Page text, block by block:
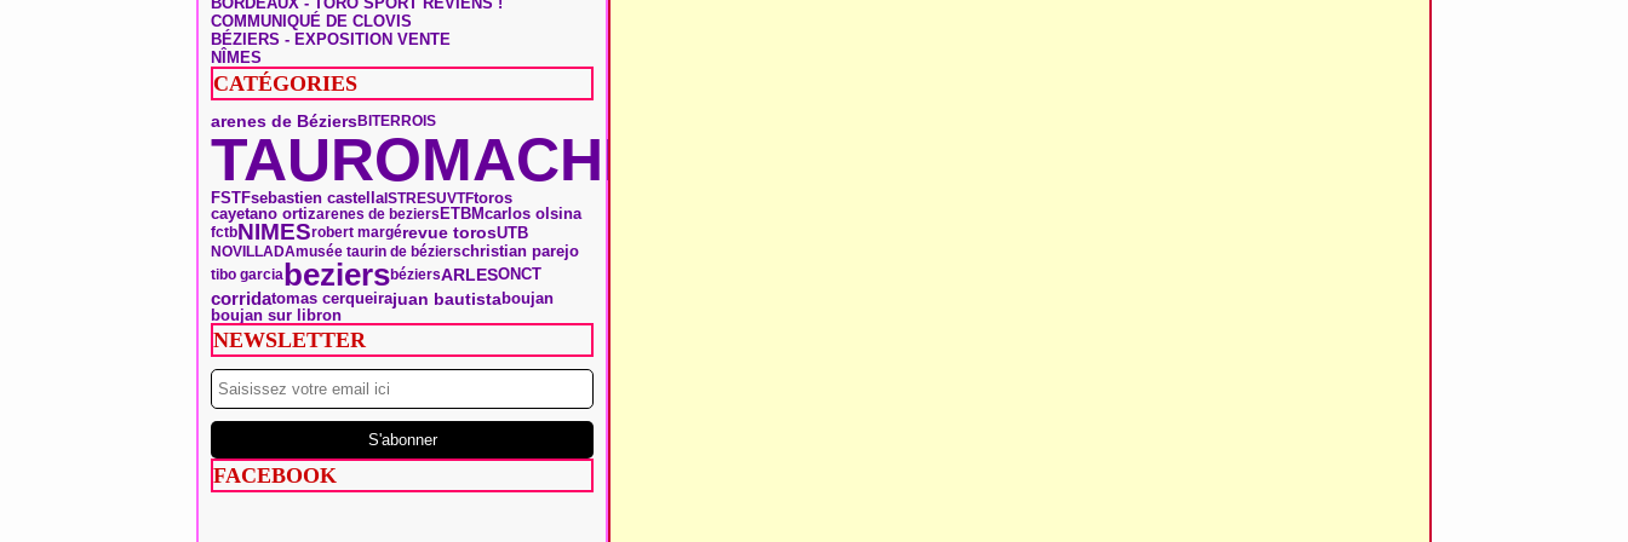
COMMUNIQUÉ DE CLOVIS
BÉZIERS - EXPOSITION VENTE
NÎMES
CATÉGORIES
arenes de BéziersBITERROIS
TAUROMACHIE
FSTFsebastien castellaISTRESUVTFtoros
cayetano ortizarenes de beziers ETBMcarlos olsina
fctbNIMESrobert margérevue torosUTB
NOVILLADAmusée taurin de bézierschristian parejo
tibo garciabeziersbéziersARLESONCT
corridatomas cerqueirajuan bautistaboujan
boujan sur libron
NEWSLETTER
FACEBOOK